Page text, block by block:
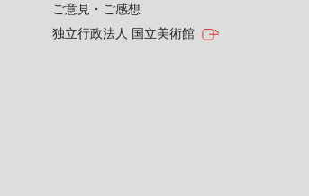
ご意見・ご感想
独立行政法人 国立美術館